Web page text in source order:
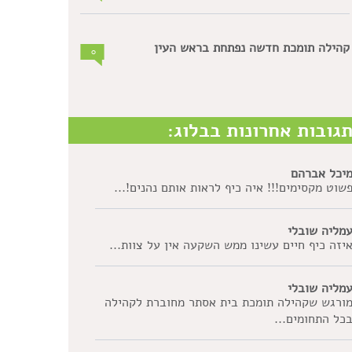
קהילה תומכת חדשה נפתחת בראש העין 0
תגובות אחרונות בבלוג:
מיכל אברהם
פשוט מקסימים!!! איה כיף לראות אותם נהנים!...
עמליה שובלי
איזה כיף חיים עשינו ממש השקעה אין על צוות...
עמליה שובלי
מורגש שקהילה תומכת בית אסתר מחוברת לקהילה
בכל התחומים...